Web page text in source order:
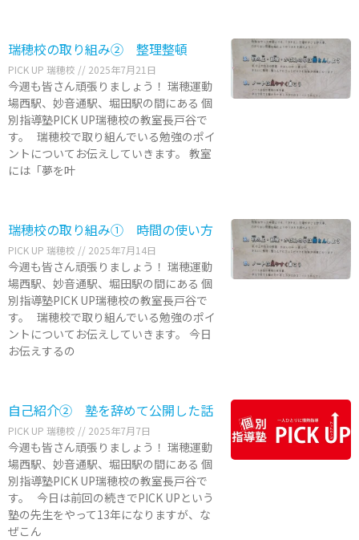
瑞穂校の取り組み② 整理整頓
PICK UP 瑞穂校 2025年7月21日
今週も皆さん頑張りましょう！ 瑞穂運動
場西駅、妙音通駅、堀田駅の間にある 個
別指導塾PICK UP瑞穂校の教室長戸谷で
す。 瑞穂校で取り組んでいる勉強のポイ
ントについてお伝えしていきます。 教室
には「夢を叶
瑞穂校の取り組み① 時間の使い方
PICK UP 瑞穂校 2025年7月14日
今週も皆さん頑張りましょう！ 瑞穂運動
場西駅、妙音通駅、堀田駅の間にある 個
別指導塾PICK UP瑞穂校の教室長戸谷で
す。 瑞穂校で取り組んでいる勉強のポイ
ントについてお伝えしていきます。 今日
お伝えするの
自己紹介② 塾を辞めて公開した話
PICK UP 瑞穂校 2025年7月7日
今週も皆さん頑張りましょう！ 瑞穂運動
場西駅、妙音通駅、堀田駅の間にある 個
別指導塾PICK UP瑞穂校の教室長戸谷で
す。 今日は前回の続きでPICK UPという
塾の先生をやって13年になりますが、な
ぜこん